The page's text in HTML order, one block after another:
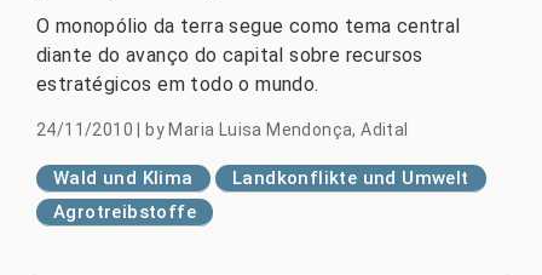
O monopólio da terra segue como tema central
diante do avanço do capital sobre recursos
estratégicos em todo o mundo.
24/11/2010 by Maria Luisa Mendonça, Adital
Wald und Klima
Landkonflikte und Umwelt
Agrotreibstoffe